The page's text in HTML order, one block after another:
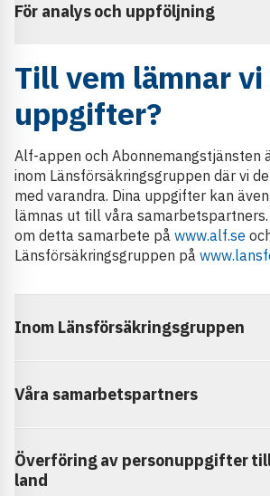
För analys och uppföljning
Till vem lämnar
uppgifter?
Alf-appen och Abonnemangstjänsten
inom Länsförsäkringsgruppen där vi
med varandra. Dina uppgifter kan
lämnas ut till våra
om detta samarbete på www.alf.se
Länsförsäkringsgruppen på
Inom Länsförsäkringsgruppen
Våra samarbetspartners
Överföring av personuppgifter
land